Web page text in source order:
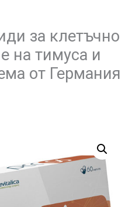
за клетъчно
на тимуса и
от Германия